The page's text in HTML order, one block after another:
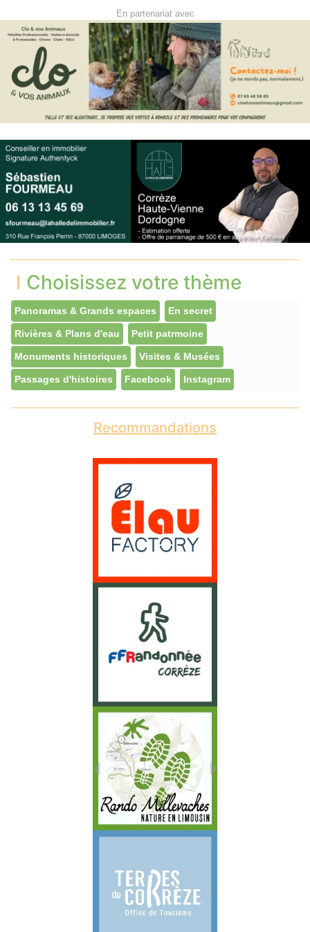
En partenariat avec
Choisissez votre thème
Panoramas & Grands espaces En secret
Rivières & Plans d'eau Petit patrmoine
Monuments historiques Visites & Musées
Passages d'histoires Facebook Instagram
Recommandations